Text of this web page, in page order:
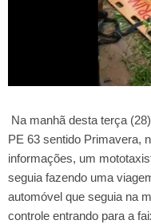
Na manhã desta terça
PE 63 sentido Primavera,
informações, um
seguia fazendo uma
automóvel que seguia na
controle entrando para a